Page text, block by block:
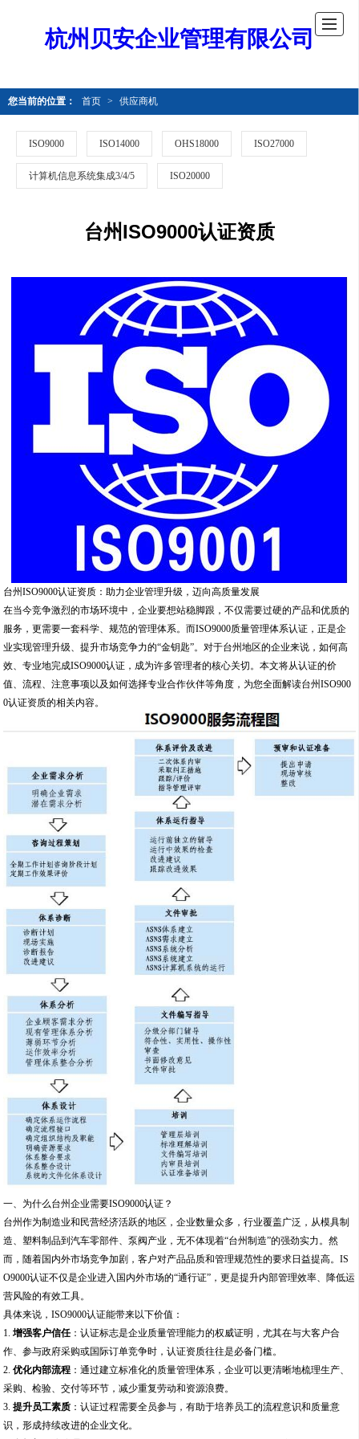
杭州贝安企业管理有限公司
您当前的位置： 首页 > 供应商机
ISO9000 ISO14000 OHS18000 ISO27000
计算机信息系统集成3/4/5 ISO20000
台州ISO9000认证资质
台州ISO9000认证资质：助力企业管理升级，迈向高质量发展
在当今竞争激烈的市场环境中，企业要想站稳脚跟，不仅需要过硬的产品和优质的
服务，更需要一套科学、规范的管理体系。而ISO9000质量管理体系认证，正是企
业实现管理升级、提升市场竞争力的“金钥匙”。对于台州地区的企业来说，如何高
效、专业地完成ISO9000认证，成为许多管理者的核心关切。本文将从认证的价
值、流程、注意事项以及如何选择专业合作伙伴等角度，为您全面解读台州ISO900
0认证资质的相关内容。
一、为什么台州企业需要ISO9000认证？
台州作为制造业和民营经济活跃的地区，企业数量众多，行业覆盖广泛，从模具制
造、塑料制品到汽车零部件、泵阀产业，无不体现着“台州制造”的强劲实力。然
而，随着国内外市场竞争加剧，客户对产品品质和管理规范性的要求日益提高。IS
O9000认证不仅是企业进入国内外市场的“通行证”，更是提升内部管理效率、降低运
营风险的有效工具。
具体来说，ISO9000认证能带来以下价值：
1.增强客户信任 ：认证标志是企业质量管理能力的权威证明，尤其在与大客户合
作、参与政府采购或国际订单竞争时，认证资质往往是必备门槛。
2.优化内部流程 ：通过建立标准化的质量管理体系，企业可以更清晰地梳理生产、
采购、检验、交付等环节，减少重复劳动和资源浪费。
3.提升员工素质 ：认证过程需要全员参与，有助于培养员工的流程意识和质量意
识，形成持续改进的企业文化。